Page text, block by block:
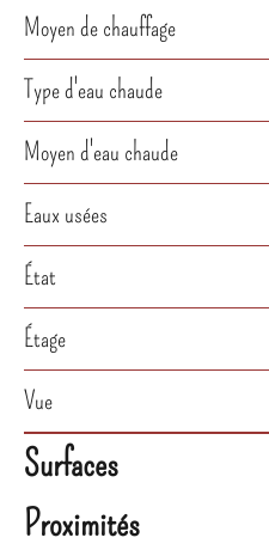
Moyen de chauffage
Type d'eau chaude
Moyen d'eau chaude
Eaux usées
État
Étage
Vue
Surfaces
Proximités